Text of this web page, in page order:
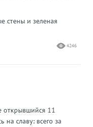
стены и зеленая
4246
открывшийся 11
на славу: всего за